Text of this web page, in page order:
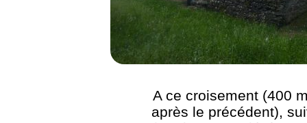
A ce croisement (400
après le précédent),